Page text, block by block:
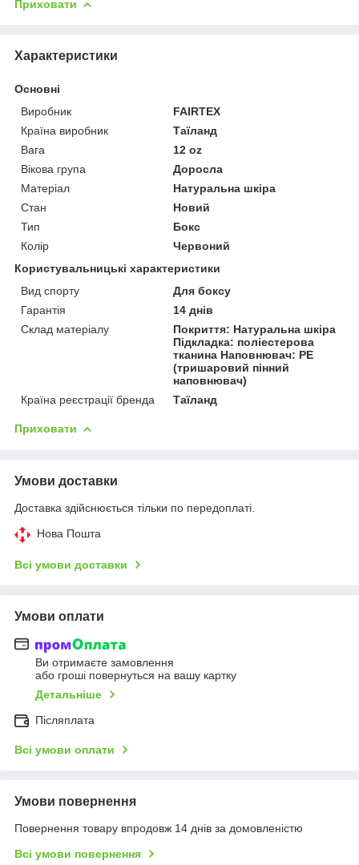
Приховати
Характеристики
Основні
Виробник
FAIRTEX
Країна виробник
Таїланд
Вага
12 oz
Вікова група
Доросла
Матеріал
Натуральна шкіра
Стан
Новий
Тип
Бокс
Колір
Червоний
Користувальницькі характеристики
Вид спорту
Для боксу
Гарантія
14 днів
Склад матеріалу
Покриття: Натуральна шкіра
Підкладка: поліестерова
тканина Наповнювач: PE
(тришаровий пінний
наповнювач)
Країна реєстрації бренда
Таїланд
Приховати
Умови доставки
Доставка здійснюється тільки по передоплаті.
Нова Пошта
Всі умови доставки
Умови оплати
Ви отримаєте замовлення
або гроші повернуться на вашу картку
Детальніше
Післяплата
Всі умови оплати
Умови повернення
Повернення товару впродовж 14 днів за домовленістю
Всі умови повернення